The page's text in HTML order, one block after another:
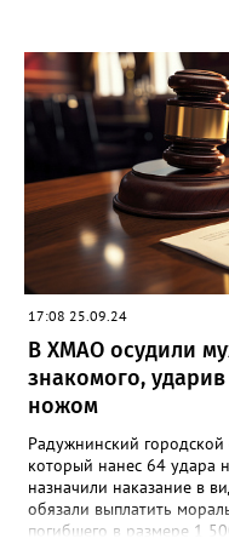
17:08 25.09.24
В ХМАО осудили
знакомого,
ножом
Радужнинский
который нанес 64 удара
назначили наказание в
обязали выплатить
погибшего в размере 1